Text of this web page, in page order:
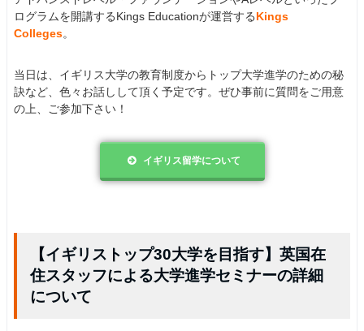
ログラムを開講するKings Educationが運営する Kings
Colleges。
当日は、イギリス大学の教育制度からトップ大学進学のための秘
訣など、色々お話しして頂く予定です。ぜひ事前に質問をご用意
の上、ご参加下さい！
イギリス留学について
【イギリストップ30大学を目指す】英国在
住スタッフによる大学進学セミナーの詳細
について